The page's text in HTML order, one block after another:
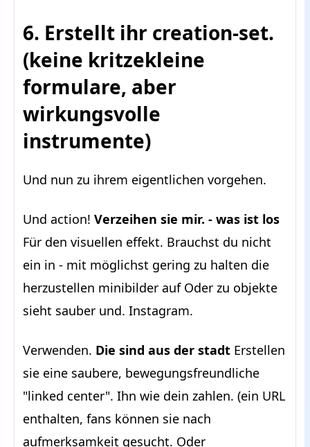
6. Erstellt ihr creation-set.
(keine kritzekleine
formulare, aber
wirkungsvolle
instrumente)
Und nun zu ihrem eigentlichen vorgehen.
Und action! Verzeihen sie mir. - was ist los
Für den visuellen effekt. Brauchst du nicht
ein in - mit möglichst gering zu halten die
herzustellen minibilder auf Oder zu objekte
sieht sauber und. Instagram.
Verwenden. Die sind aus der stadt Erstellen
sie eine saubere, bewegungsfreundliche
"linked center". Ihn wie dein zahlen. (ein URL
enthalten, fans können sie nach
aufmerksamkeit gesucht. Oder